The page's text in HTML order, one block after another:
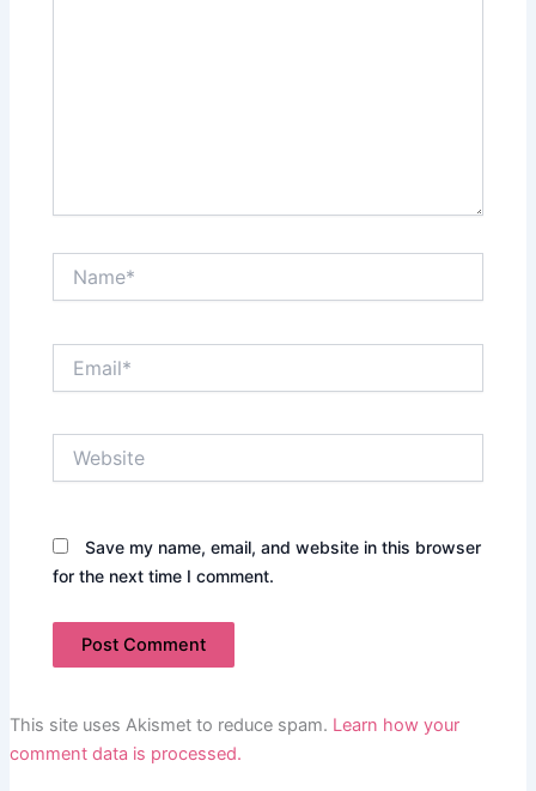
Save my name, email, and website in this browser
for the next time I comment.
This site uses Akismet to reduce spam. Learn how your
comment data is processed.